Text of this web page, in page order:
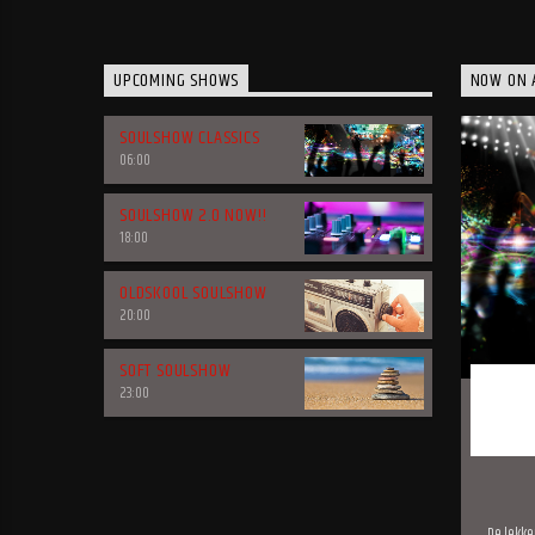
UPCOMING SHOWS
SOULSHOW CLASSICS
06:00
SOULSHOW 2.0 NOW!!
18:00
OLDSKOOL SOULSHOW
20:00
SOFT SOULSHOW
23:00
NOW ON